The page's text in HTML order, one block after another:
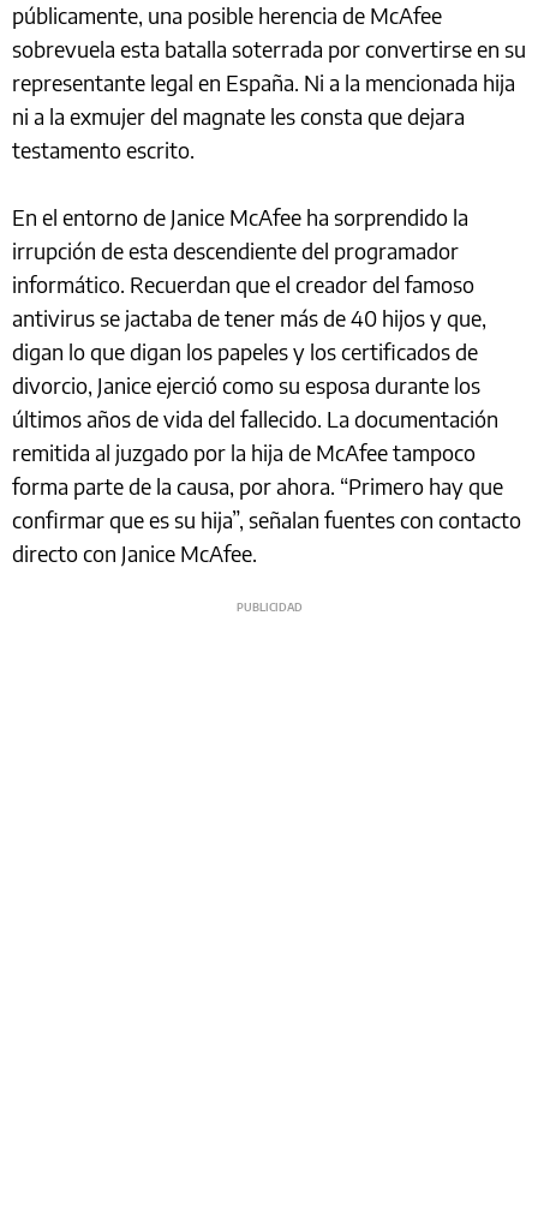
públicamente, una posible herencia de McAfee
sobrevuela esta batalla soterrada por convertirse en su
representante legal en España. Ni a la mencionada hija
ni a la exmujer del magnate les consta que dejara
testamento escrito.
En el entorno de Janice McAfee ha sorprendido la
irrupción de esta descendiente del programador
informático. Recuerdan que el creador del famoso
antivirus se jactaba de tener más de 40 hijos y que,
digan lo que digan los papeles y los certificados de
divorcio, Janice ejerció como su esposa durante los
últimos años de vida del fallecido. La documentación
remitida al juzgado por la hija de McAfee tampoco
forma parte de la causa, por ahora. “Primero hay que
confirmar que es su hija”, señalan fuentes con contacto
directo con Janice McAfee.